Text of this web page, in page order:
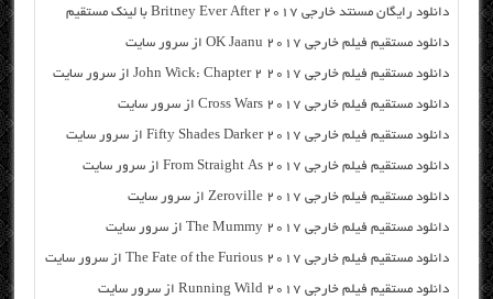
دانلود رایگان مسنتد خارجی Britney Ever After 2017 با لینک مستقیم
دانلود مستقیم فیلم خارجی OK Jaanu 2017 از سرور سایت
دانلود مستقیم فیلم خارجی John Wick: Chapter 2 2017 از سرور سایت
دانلود مستقیم فیلم خارجی Cross Wars 2017 از سرور سایت
دانلود مستقیم فیلم خارجی Fifty Shades Darker 2017 از سرور سایت
دانلود مستقیم فیلم خارجی From Straight As 2017 از سرور سایت
دانلود مستقیم فیلم خارجی Zeroville 2017 از سرور سایت
دانلود مستقیم فیلم خارجی The Mummy 2017 از سرور سایت
دانلود مستقیم فیلم خارجی The Fate of the Furious 2017 از سرور سایت
دانلود مستقیم فیلم خارجی Running Wild 2017 از سرور سایت